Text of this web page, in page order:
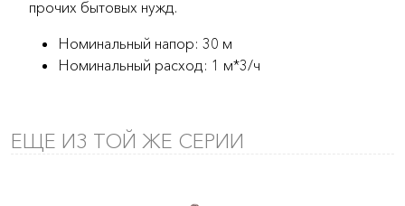
прочих бытовых нужд.
Номинальный напор: 30 м
Номинальный расход: 1 м*3/ч
ЕЩЕ ИЗ ТОЙ ЖЕ СЕРИИ